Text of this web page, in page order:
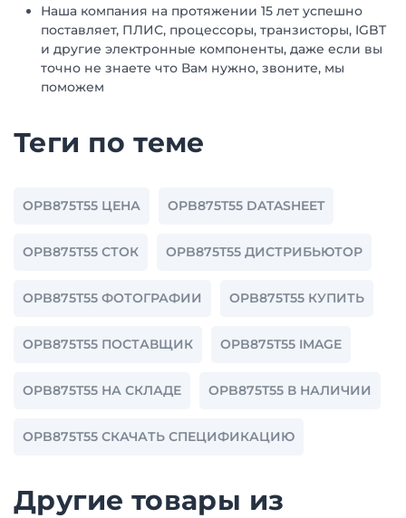
Наша компания на протяжении 15 лет успешно
поставляет, ПЛИС, процессоры, транзисторы, IGBT
и другие электронные компоненты, даже если вы
точно не знаете что Вам нужно, звоните, мы
поможем
Теги по теме
OPB875T55 ЦЕНА OPB875T55 DATASHEET
OPB875T55 СТОК OPB875T55 ДИСТРИБЬЮТОР
OPB875T55 ФОТОГРАФИИ OPB875T55 КУПИТЬ
OPB875T55 ПОСТАВЩИК OPB875T55 IMAGE
OPB875T55 НА СКЛАДЕ OPB875T55 В НАЛИЧИИ
OPB875T55 СКАЧАТЬ СПЕЦИФИКАЦИЮ
Другие товары из